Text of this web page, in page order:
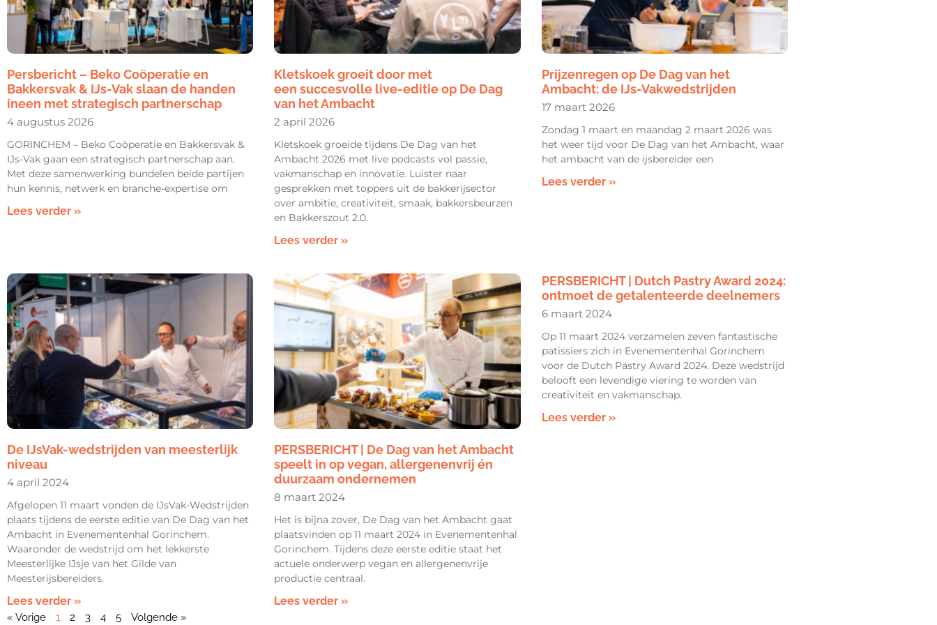
Persbericht – Beko Coöperatie en
Bakkersvak & IJs-Vak slaan de handen
ineen met strategisch partnerschap
4 augustus 2026
GORINCHEM – Beko Coöperatie en Bakkersvak &
IJs-Vak gaan een strategisch partnerschap aan.
Met deze samenwerking bundelen beide partijen
hun kennis, netwerk en branche-expertise om
Lees verder »
Kletskoek groeit door met
een succesvolle live-editie op De Dag
van het Ambacht
2 april 2026
Kletskoek groeide tijdens De Dag van het
Ambacht 2026 met live podcasts vol passie,
vakmanschap en innovatie. Luister naar
gesprekken met toppers uit de bakkerijsector
over ambitie, creativiteit, smaak, bakkersbeurzen
en Bakkerszout 2.0.
Lees verder »
Prijzenregen op De Dag van het
Ambacht: de IJs-Vakwedstrijden
17 maart 2026
Zondag 1 maart en maandag 2 maart 2026 was
het weer tijd voor De Dag van het Ambacht, waar
het ambacht van de ijsbereider een
Lees verder »
De IJsVak-wedstrijden van meesterlijk
niveau
4 april 2024
Afgelopen 11 maart vonden de IJsVak-Wedstrijden
plaats tijdens de eerste editie van De Dag van het
Ambacht in Evenementenhal Gorinchem.
Waaronder de wedstrijd om het lekkerste
Meesterlijke IJsje van het Gilde van
Meesterijsbereiders.
Lees verder »
PERSBERICHT | De Dag van het Ambacht
speelt in op vegan, allergenenvrij én
duurzaam ondernemen
8 maart 2024
Het is bijna zover, De Dag van het Ambacht gaat
plaatsvinden op 11 maart 2024 in Evenementenhal
Gorinchem. Tijdens deze eerste editie staat het
actuele onderwerp vegan en allergenenvrije
productie centraal.
Lees verder »
PERSBERICHT | Dutch Pastry Award 2024:
ontmoet de getalenteerde deelnemers
6 maart 2024
Op 11 maart 2024 verzamelen zeven fantastische
patissiers zich in Evenementenhal Gorinchem
voor de Dutch Pastry Award 2024. Deze wedstrijd
belooft een levendige viering te worden van
creativiteit en vakmanschap.
Lees verder »
« Vorige 1 2 3 4 5 Volgende »